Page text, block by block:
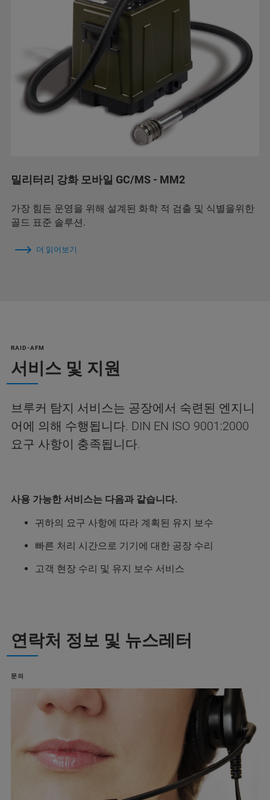
밀리터리 강화 모바일 GC/MS - MM2
가장 힘든 운영을 위해 설계된 화학 적 검출 및 식별을위한
골드 표준 솔루션.
더 읽어보기
RAID-AFM
서비스 및 지원
브루커 탐지 서비스는 공장에서 숙련된 엔지니
어에 의해 수행됩니다. DIN EN ISO 9001:2000
요구 사항이 충족됩니다.
사용 가능한 서비스는 다음과 같습니다.
귀하의 요구 사항에 따라 계획된 유지 보수
빠른 처리 시간으로 기기에 대한 공장 수리
고객 현장 수리 및 유지 보수 서비스
연락처 정보 및 뉴스레터
문의